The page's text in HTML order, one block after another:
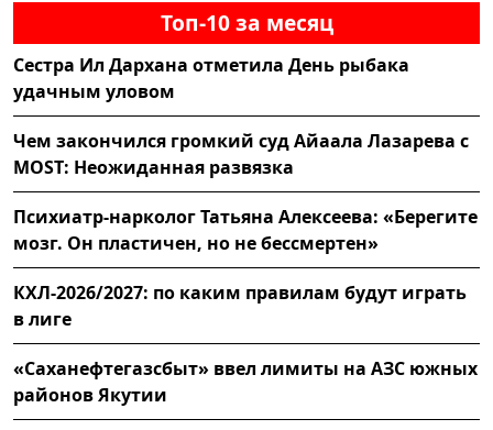
Топ-10 за месяц
Сестра Ил Дархана отметила День рыбака
удачным уловом
Чем закончился громкий суд Айаала Лазарева с
MOST: Неожиданная развязка
Психиатр-нарколог Татьяна Алексеева: «Берегите
мозг. Он пластичен, но не бессмертен»
КХЛ-2026/2027: по каким правилам будут играть
в лиге
«Саханефтегазсбыт» ввел лимиты на АЗС южных
районов Якутии